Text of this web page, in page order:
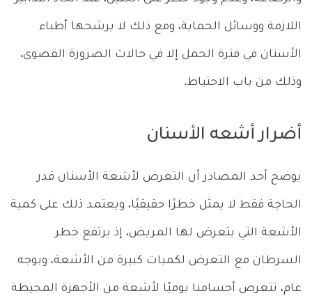
اللازمة ووسائل الحماية، ومع ذلك لا يرشحها أطباء
الأسنان في فترة الحمل إلا في حالات الضرورة القصوى،
وذلك من باب الاحتياط.
أضرار أشعه الأسنان
يوضح أحد المصادر أن التعرض لأشعة الأسنان قدر
الحاجة فقط لا يمثل خطرًا حقيقيًا، ويعتمد ذلك على كمية
الأشعة التي يتعرض لها المريض، إذ يرتفع خطر
السرطان مع التعرض لكميات كبيرة من الأشعة، وبوجه
عام، تتعرض أجسامنا يوميًا لأشعة من الأجهزة المحيطة